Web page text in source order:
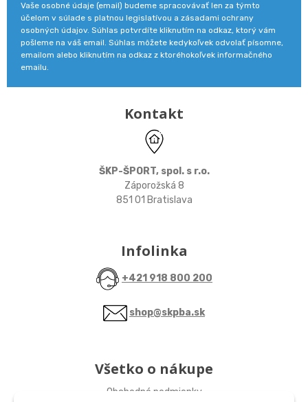
Vaše osobné údaje (email) budeme spracovávať len za týmto
účelom v súlade s platnou legislatívou a zásadami ochrany
osobných údajov. Súhlas potvrdíte kliknutím na odkaz, ktorý vám
pošleme na váš email. Súhlas môžete kedykoľvek odvolať písomne,
emailom alebo kliknutím na odkaz z ktoréhokoľvek informačného
emailu.
Kontakt
ŠKP-ŠPORT, spol. s r.o.
Záporožská 8
851 01 Bratislava
Infolinka
+421 918 800 200
shop@skpba.sk
Všetko o nákupe
Obchodné podmienky